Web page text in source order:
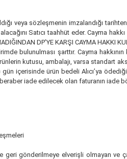
veya sözleşmenin imzalandığı
Satıcı taahhüt eder. Cayma
DP’YE KARŞI CAYMA HAKKI
bulunulması şarttır. Cayma
kutusu, ambalajı, varsa standart
içerisinde ürün bedeli Alıcı’ya
iade edilecek olan faturanın iade
gönderilmeye elverişli olmayan